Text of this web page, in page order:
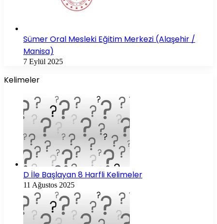
Sümer Oral Mesleki Eğitim Merkezi (Alaşehir /
Manisa)
7 Eylül 2025
Kelimeler
D İle Başlayan 8 Harfli Kelimeler
11 Ağustos 2025